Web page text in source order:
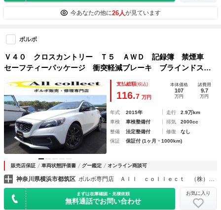
今あなたの他に26人が見ています
ボルボ
Ｖ４０ クロスカントリー Ｔ５ ＡＷＤ 記録簿 禁煙車
セーフティーパッケージ 衝突軽減ブレーキ ブラインドスポ
ット レーンキープ 直列５気筒２０００ＣＣターボ アイシ
ン製６速ＡＴ
支払総額(税込)
116.7 万円
本体価格
107
万円
諸費用
9.7
万円
年式 2015年 走行
2.9万km
車検
車検整備付 排気
2000cc
整備
法定整備付 修復
なし
保証
保証付 (1ヶ月・1000km)
販売店保証 車両状態評価書 グー鑑定 オンライン商談可
神奈川県横浜市都筑区 ボルボ専門店 Ａｌｌ ｃｏｌｌｅｃｔ （株）オールコレクト
まずは在庫確認・見積依頼
無料通話でお問い合わせ
お気に入り